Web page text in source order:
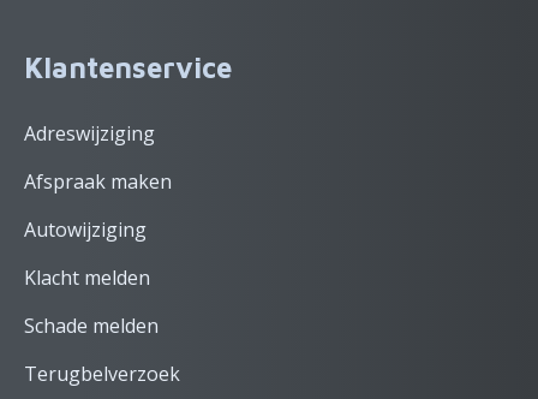
Klantenservice
Adreswijziging
Afspraak maken
Autowijziging
Klacht melden
Schade melden
Terugbelverzoek